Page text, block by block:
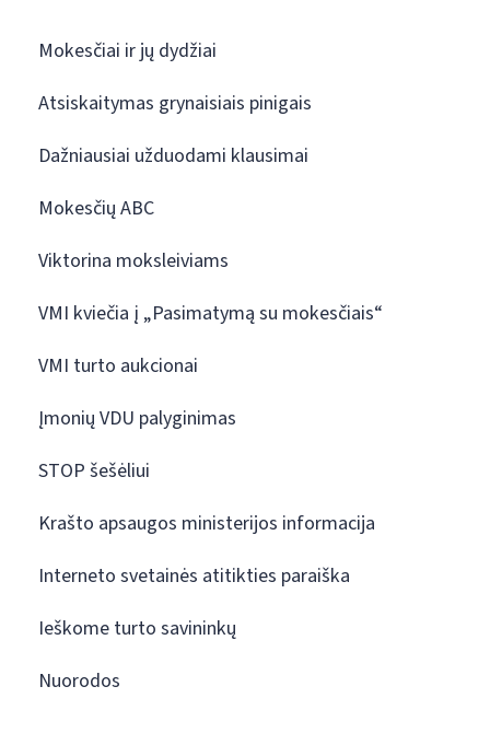
Mokesčiai ir jų dydžiai
Atsiskaitymas grynaisiais pinigais
Dažniausiai užduodami klausimai
Mokesčių ABC
Viktorina moksleiviams
VMI kviečia į „Pasimatymą su mokesčiais“
VMI turto aukcionai
Įmonių VDU palyginimas
STOP šešėliui
Krašto apsaugos ministerijos informacija
Interneto svetainės atitikties paraiška
Ieškome turto savininkų
Nuorodos